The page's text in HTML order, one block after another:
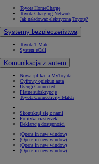
Toyota HomeCharge
Toyota Charging Network
Jak naładować elektryczną Toyotę?
Systemy bezpieczeństwa
Toyota T-Mate
System eCall
Komunikacja z autem
Nowa aplikacja MyToyota
Cyfrowy opiekun auta
Usługi Connected
Płatne subskrypcje
Toyota Connectivity Match
Skontaktuj się z nami
Polityka ciasteczek
Deklaracja dostępności
(Opens in new window)
(Opens in new window)
(Opens in new window)
(Opens in new window)